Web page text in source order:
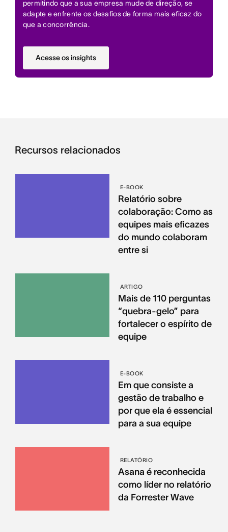
permitindo que a sua empresa mude de direção, se
adapte e enfrente os desafios de forma mais eficaz do
que a concorrência.
Acesse os insights
Recursos relacionados
E-BOOK
Relatório sobre
colaboração: Como as
equipes mais eficazes
do mundo colaboram
entre si
ARTIGO
Mais de 110 perguntas
“quebra-gelo” para
fortalecer o espírito de
equipe
E-BOOK
Em que consiste a
gestão de trabalho e
por que ela é essencial
para a sua equipe
RELATÓRIO
Asana é reconhecida
como líder no relatório
da Forrester Wave